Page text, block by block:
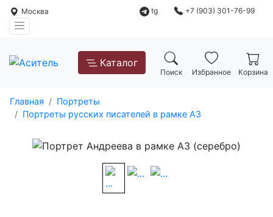
Москва tg +7 (903) 301-76-99
Каталог
Поиск Избранное Корзина
Главная
Портреты
Портреты русских писателей в рамке А3